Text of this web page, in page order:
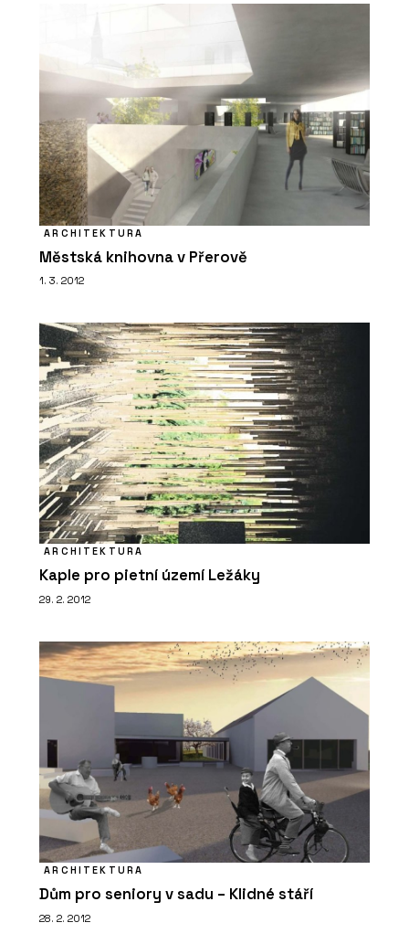
ARCHITEKTURA
Městská knihovna v Přerově
1. 3. 2012
ARCHITEKTURA
Kaple pro pietní území Ležáky
29. 2. 2012
ARCHITEKTURA
Dům pro seniory v sadu – Klidné stáří
28. 2. 2012